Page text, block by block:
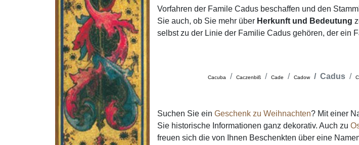
Vorfahren der Famile Cadus beschaffen und den
Sie auch, ob Sie mehr über Herkunft und Bedeutung
selbst zu der Linie der Familie Cadus gehören, der ein
Cacuba Caczenbiß Cade Cadow Cadus
Suchen Sie einGeschenk zu Weihnachten? Mit einer
Sie historische Informationen ganz dekorativ. Auch zu
freuen sich die von Ihnen Beschenkten über eine